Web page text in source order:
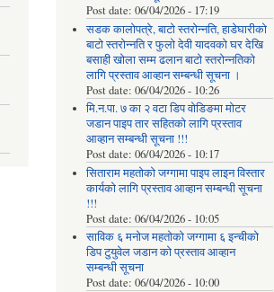
Post date: 06/04/2026 - 17:19
सडक कालोपत्रे, बाटो स्तरोन्नति, हाडेघारीको
बाटो स्तरोन्नति र फुलो देवी यादवको घर देखि
बसाही खोला सम्म ढलान बाटो स्तरोन्नतिको
लागि प्रस्ताव आव्हान सम्बन्धी सूचना ।
Post date: 06/04/2026 - 10:26
मि.न.पा. ७ का २ वटा डिप वोडिङमा मोटर
जडान पाइप तार सहितको लागि प्रस्ताव
आव्हान सम्बन्धी सूचना !!!
Post date: 06/04/2026 - 10:17
सिताराम महतोको जग्गामा पाइप लाइन विस्तार
कार्यको लागि प्रस्ताव आव्हान सम्बन्धी सूचना
!!!
Post date: 06/04/2026 - 10:05
साविक ६ मनोज महतोको जग्गामा ६ इन्चीको
डिप टुयुवेल जडान को प्रस्ताव आव्हान
सम्बन्धी सूचना
Post date: 06/04/2026 - 10:00